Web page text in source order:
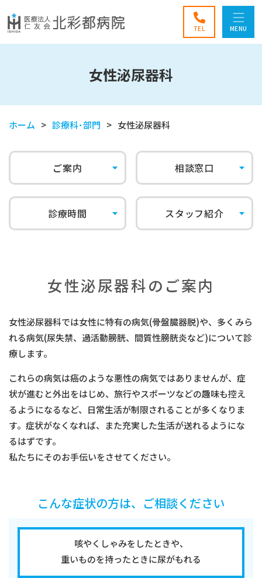
TEL MENU
女性泌尿器科
ホーム 診療科･部門 女性泌尿器科
ご案内 相談窓口
診療時間 スタッフ紹介
女性泌尿器科のご案内
女性泌尿器科では女性に特有の病気(骨盤臓器脱)や、多くみら
れる病気(尿失禁、過活動膀胱、間質性膀胱炎など)について診
療します。
これらの病気は癌のような悪性の病気ではありませんが、症
状が進むと外出をはじめ、旅行やスポーツなどの趣味も控え
るようになるなど、日常生活が制限されることが多くなりま
す。症状がなくなれば、また充実した生活が送れるようにな
るはずです。
私たちにそのお手伝いをさせてください。
こんな症状の方は、ご相談ください
咳やくしゃみをしたときや、
重いものを持ったときに尿がもれる